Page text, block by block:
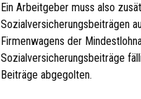
Ein Arbeitgeber muss also
Sozialversicherungsbeiträgen
Firmenwagens der
Sozialversicherungsbeiträge
Beiträge abgegolten.